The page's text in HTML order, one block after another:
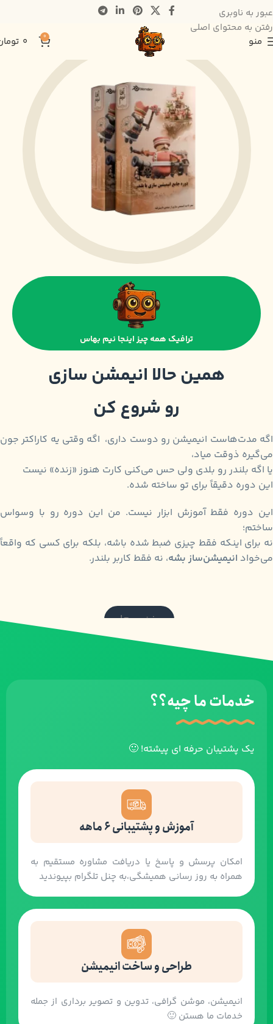
عبور به ناوبری
رفتن به محتوای اصلی
منو
0
ترافیک همه چیز اینجا نیم بهاس
همین حالا انیمشن سازی
رو شروع کن
اگه مدت‌هاست انیمیشن رو دوست داری، اگه وقتی یه کاراکتر جون
می‌گیره ذوقت میاد،
یا اگه بلندر رو بلدی ولی حس می‌کنی کارت هنوز «زنده» نیست
این دوره دقیقاً برای تو ساخته شده.
این دوره فقط آموزش ابزار نیست. من این دوره رو با وسواس
ساختم؛
نه برای اینکه فقط چیزی ضبط شده باشه، بلکه برای کسی که واقعاً
می‌خواد انیمیشن‌ساز بشه، نه فقط کاربر بلندر.
بزن بریم!
خدمات ما چیه؟؟
یک پشتیبان حرفه ای پیشته! 🙂
آموزش و پشتیبانی 6 ماهه
امکان پرسش و پاسخ یا دریافت مشاوره مستقیم به
همراه به روز رسانی همیشگی،به چنل تلگرام بپیوندید
طراحی و ساخت انیمیشن
انیمیشن، موشن گرافی، تدوین و تصویر برداری از جمله
خدمات ما هستن 🙂